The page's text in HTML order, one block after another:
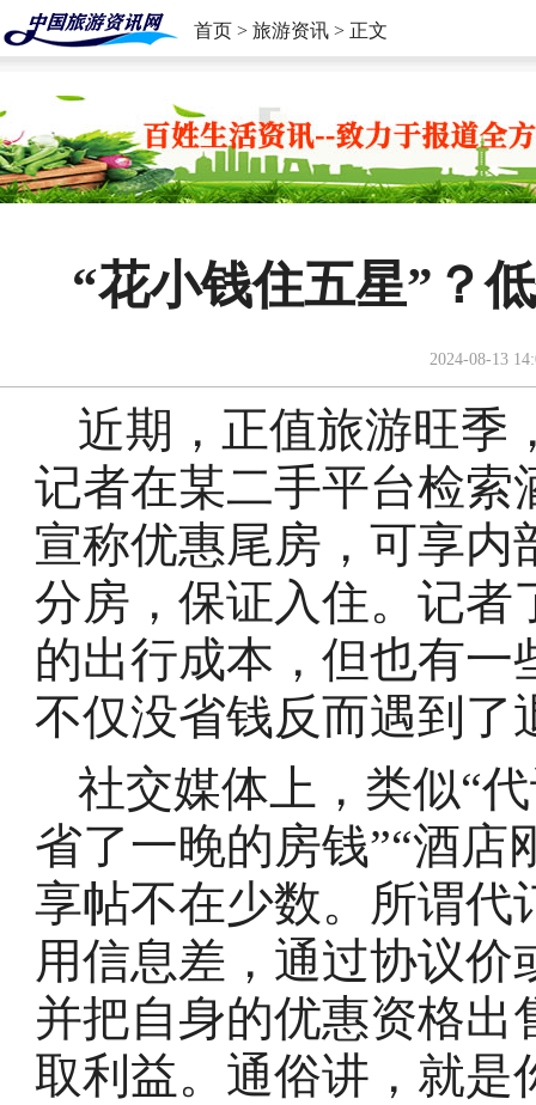
首页 > 旅游资讯 > 正文
“花小钱住五星”？
2024-08-13
近期，正值旅游旺季
记者在某二手平台检索
宣称优惠尾房，可享内
分房，保证入住。记者
的出行成本，但也有
不仅没省钱反而遇到了
社交媒体上，类似“
省了一晚的房钱”“酒店
享帖不在少数。所谓代
用信息差，通过协议
并把自身的优惠资格
取利益。通俗讲，就是